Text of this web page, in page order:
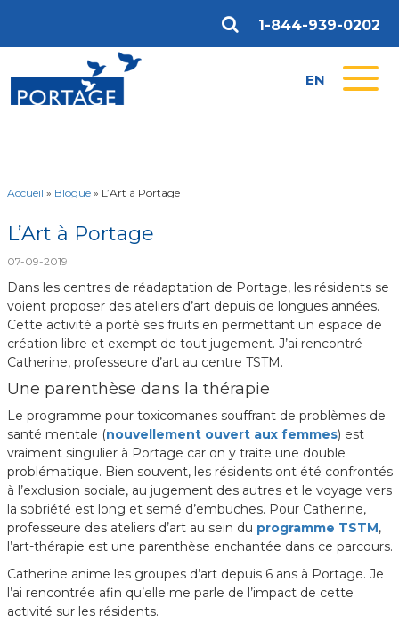
1-844-939-0202
EN
Accueil » Blogue» L’Art à Portage
L’Art à Portage
07-09-2019
Dans les centres de réadaptation de Portage, les résidents se
voient proposer des ateliers d’art depuis de longues années.
Cette activité a porté ses fruits en permettant un espace de
création libre et exempt de tout jugement. J’ai rencontré
Catherine, professeure d’art au centre TSTM.
Une parenthèse dans la thérapie
Le programme pour toxicomanes souffrant de problèmes de
santé mentale (nouvellement ouvert aux femmes) est
vraiment singulier à Portage car on y traite une double
problématique. Bien souvent, les résidents ont été confrontés
à l’exclusion sociale, au jugement des autres et le voyage vers
la sobriété est long et semé d’embuches. Pour Catherine,
professeure des ateliers d’art au sein du programme TSTM,
l’art-thérapie est une parenthèse enchantée dans ce parcours.
Catherine anime les groupes d’art depuis 6 ans à Portage. Je
l’ai rencontrée afin qu’elle me parle de l’impact de cette
activité sur les résidents.